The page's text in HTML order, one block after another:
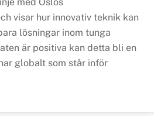
visar hur innovativ teknik kan
lösningar inom tunga
är positiva kan detta bli en
globalt som står inför